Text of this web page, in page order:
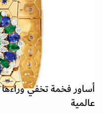
أساور فخمة تخفي
عالمية